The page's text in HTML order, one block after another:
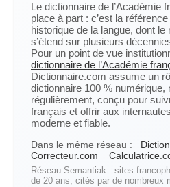
Le dictionnaire de l’Académie
place à part : c’est la
historique de la langue, dont
s’étend sur plusieurs
Pour un point de vue
dictionnaire de l’Académie
Dictionnaire.com assume un
dictionnaire 100 % numérique,
régulièrement, conçu pour
français et offrir aux
moderne et fiable.
Dans le même réseau :
Correcteur.com
Réseau Semantiak : sites
de 20 ans, cités par de nombreux